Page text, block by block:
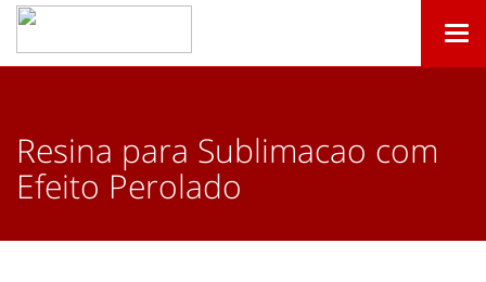
Resina para Sublimacao com
Efeito Perolado